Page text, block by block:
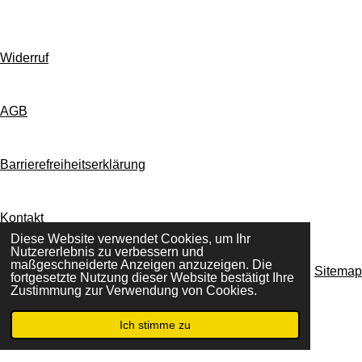
Diese Website verwendet Cookies, um Ihr
Nutzererlebnis zu verbessern und
maßgeschneiderte Anzeigen anzuzeigen. Die
fortgesetzte Nutzung dieser Website bestätigt Ihre
Zustimmung zur Verwendung von Cookies.
Ich stimme zu
Widerruf
AGB
Barrierefreiheitserklärung
Kontakt
Sitemap
T
i
l
T
i
l
T
i
l
T
i
l
Stella Mode und Tracht
Mit Unterstützung vonWebador